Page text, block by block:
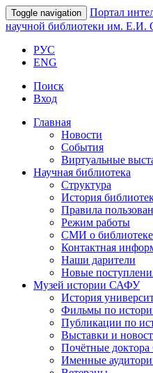
Toggle navigation Портал
научной библиотеки им. Е.И.
РУС
ENG
Поиск
Вход
Главная
Новости
События
Виртуальные
Научная библиотека
Структура
История
Правила
Режим работы
СМИ о библиотеке
Контактная
Наши дарители
Новые
Музей истории САФУ
История
Фильмы по
Публикации по
Выставки и
Почётные
Именные